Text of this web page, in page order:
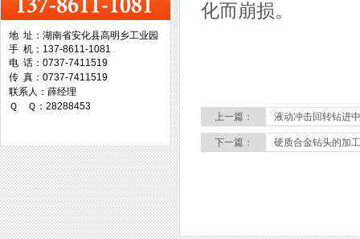
台湾协威机械
台湾万事达切削科技
地 址：湖南省安化县高明乡工业园
手 机：137-8611-1081
电 话：0737-7411519
传 真：0737-7411519
联系人：薛经理
Ｑ Ｑ：28288453
化而崩损。
上一篇： 液动冲击回转钻进
下一篇： 硬质合金钻头的加